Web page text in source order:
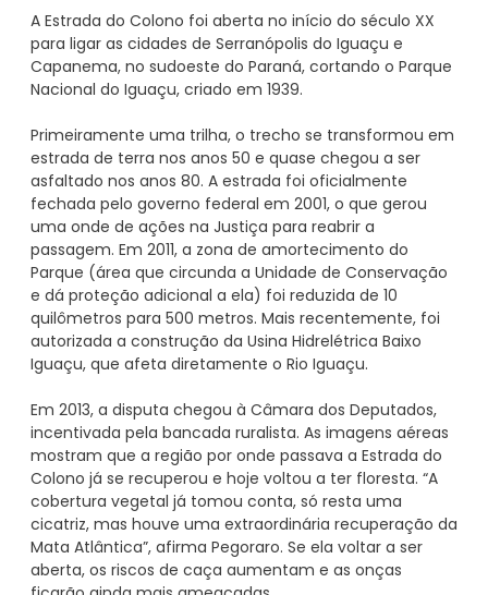
A Estrada do Colono foi aberta no início do século XX
para ligar as cidades de Serranópolis do Iguaçu e
Capanema, no sudoeste do Paraná, cortando o Parque
Nacional do Iguaçu, criado em 1939.
Primeiramente uma trilha, o trecho se transformou em
estrada de terra nos anos 50 e quase chegou a ser
asfaltado nos anos 80. A estrada foi oficialmente
fechada pelo governo federal em 2001, o que gerou
uma onde de ações na Justiça para reabrir a
passagem. Em 2011, a zona de amortecimento do
Parque (área que circunda a Unidade de Conservação
e dá proteção adicional a ela) foi reduzida de 10
quilômetros para 500 metros. Mais recentemente, foi
autorizada a construção da Usina Hidrelétrica Baixo
Iguaçu, que afeta diretamente o Rio Iguaçu.
Em 2013, a disputa chegou à Câmara dos Deputados,
incentivada pela bancada ruralista. As imagens aéreas
mostram que a região por onde passava a Estrada do
Colono já se recuperou e hoje voltou a ter floresta. “A
cobertura vegetal já tomou conta, só resta uma
cicatriz, mas houve uma extraordinária recuperação da
Mata Atlântica”, afirma Pegoraro. Se ela voltar a ser
aberta, os riscos de caça aumentam e as onças